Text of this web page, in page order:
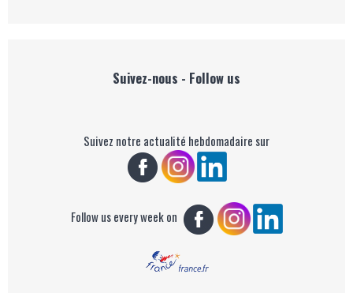
Suivez-nous - Follow us
Suivez notre actualité hebdomadaire sur
Follow us every week on